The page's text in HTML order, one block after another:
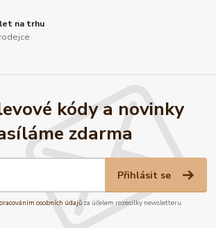
na trhu
kódy a novinky
zdarma
Přihlásit se
osobních údajůza účelem rozesílky newsletteru.